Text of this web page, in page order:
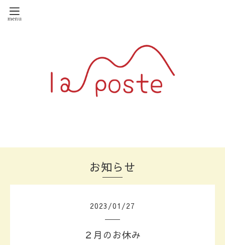
お知らせ
2023 /01 /27
２月のお休み